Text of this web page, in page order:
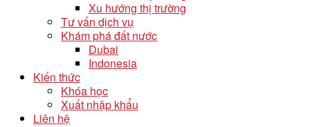
Xu hướng thị trường
Tư vấn dịch vụ
Khám phá đất nước
Dubai
Indonesia
Kiến thức
Khóa học
Xuất nhập khẩu
Liên hệ